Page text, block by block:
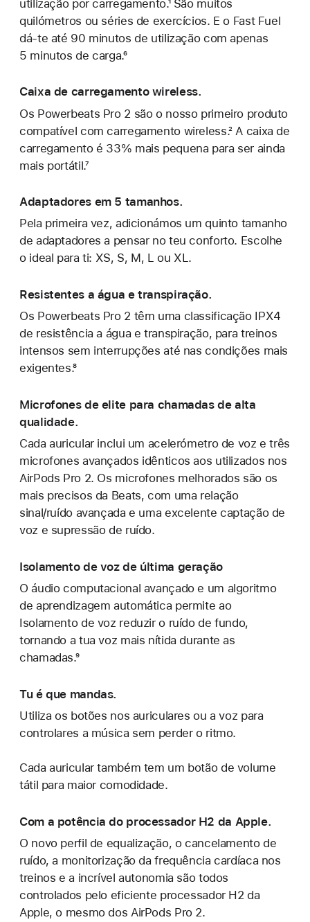
utilização por carregamento.¹ São muitos
quilómetros ou séries de exercícios. E o Fast Fuel
dá‑te até 90 minutos de utilização com apenas
5 minutos de carga.⁶
Caixa de carregamento wireless.
Os Powerbeats Pro 2 são o nosso primeiro produto
compatível com carregamento wireless.² A caixa de
carregamento é 33% mais pequena para ser ainda
mais portátil.⁷
Adaptadores em 5 tamanhos.
Pela primeira vez, adicionámos um quinto tamanho
de adaptadores a pensar no teu conforto. Escolhe
o ideal para ti: XS, S, M, L ou XL.
Resistentes a água e transpiração.
Os Powerbeats Pro 2 têm uma classificação IPX4
de resistência a água e transpiração, para treinos
intensos sem interrupções até nas condições mais
exigentes.⁸
Microfones de elite para chamadas de alta
qualidade.
Cada auricular inclui um acelerómetro de voz e três
microfones avançados idênticos aos utilizados nos
AirPods Pro 2. Os microfones melhorados são os
mais precisos da Beats, com uma relação
sinal/ruído avançada e uma excelente captação de
voz e supressão de ruído.
Isolamento de voz de última geração
O áudio computacional avançado e um algoritmo
de aprendizagem automática permite ao
Isolamento de voz reduzir o ruído de fundo,
tornando a tua voz mais nítida durante as
chamadas.⁹
Tu é que mandas.
Utiliza os botões nos auriculares ou a voz para
controlares a música sem perder o ritmo.
Cada auricular também tem um botão de volume
tátil para maior comodidade.
Com a potência do processador H2 da Apple.
O novo perfil de equalização, o cancelamento de
ruído, a monitorização da frequência cardíaca nos
treinos e a incrível autonomia são todos
controlados pelo eficiente processador H2 da
Apple, o mesmo dos AirPods Pro 2.